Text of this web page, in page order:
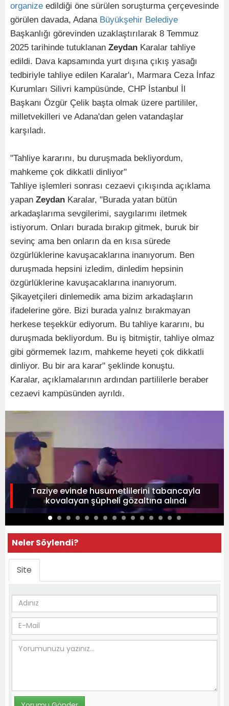
organize edildiği öne sürülen soruşturma çerçevesinde
görülen davada, Adana Büyükşehir Belediye
Başkanlığı görevinden uzaklaştırılarak 8 Temmuz
2025 tarihinde tutuklanan Zeydan Karalar tahliye
edildi. Dava kapsamında yurt dışına çıkış yasağı
tedbiriyle tahliye edilen Karalar'ı, Marmara Ceza İnfaz
Kurumları Silivri kampüsünde, CHP İstanbul İl
Başkanı Özgür Çelik başta olmak üzere partililer,
milletvekilleri ve Adana'dan gelen vatandaşlar
karşıladı.
"Tahliye kararını, bu duruşmada bekliyordum,
mahkeme çok dikkatli dinliyor"
Tahliye işlemleri sonrası cezaevi çıkışında açıklama
yapan Zeydan Karalar, "Burada yatan bütün
arkadaşlarıma sevgilerimi, saygılarımı iletmek
istiyorum. Onları burada bırakıp gitmek, buruk bir
sevinç ama ben onların da en kısa sürede
özgürlüklerine kavuşacaklarına inanıyorum. Ben
duruşmada hepsini izledim, dinledim hepsinin
özgürlüklerine kavuşacaklarına inanıyorum.
Şikayetçileri dinlemedik ama bizim arkadaşların
ifadelerine göre. Bizi burada yalnız bırakmayan
herkese teşekkür ediyorum. Bu tahliye kararını, bu
duruşmada bekliyordum. Bu iş bitmiştir, tahliye olmaz
gibi görmemek lazım, mahkeme heyeti çok dikkatli
dinliyor. Bu bir ara karar" şeklinde konuştu.
Karalar, açıklamalarının ardından partililerle beraber
cezaevi kampüsünden ayrıldı.
Taziye evinde husumetlilerini tabancayla
kovalayan şüpheli gözaltına alındı
Neler Söylendi?
Site